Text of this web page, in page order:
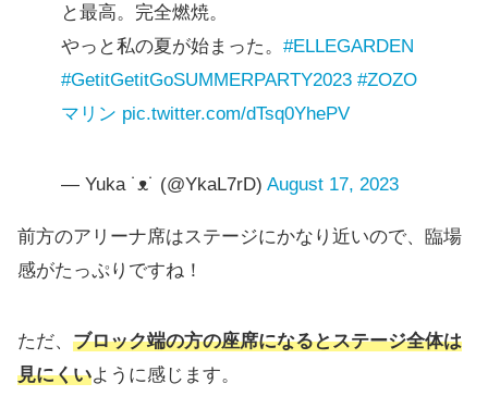
と最高。完全燃焼。
やっと私の夏が始まった。 #ELLEGARDEN
#GetitGetitGoSUMMERPARTY2023 #ZOZO
マリン pic.twitter.com/dTsq0YhePV
— Yuka ˙ᴥ˙ (@YkaL7rD) August 17, 2023
前方のアリーナ席はステージにかなり近いので、臨場
感がたっぷりですね！
ただ、 ブロック端の方の座席になるとステージ全体は
見にくいように感じます。